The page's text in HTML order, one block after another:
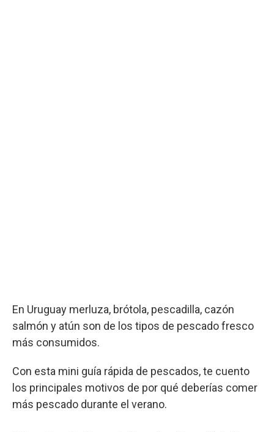
En Uruguay merluza, brótola, pescadilla, cazón
salmón y atún son de los tipos de pescado fresco
más consumidos.
Con esta mini guía rápida de pescados, te cuento
los principales motivos de por qué deberías comer
más pescado durante el verano.